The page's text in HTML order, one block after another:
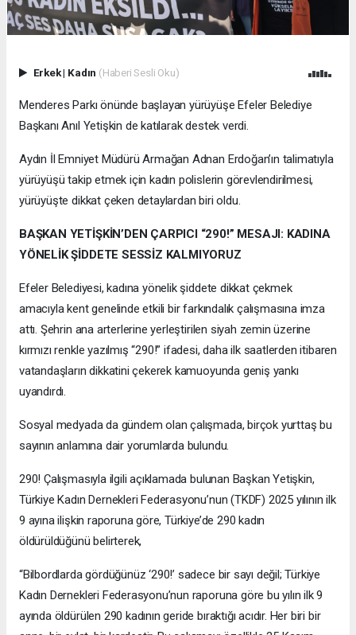
Erkek| Kadın (Haberi Sesli Oku)
Menderes Parkı önünde başlayan yürüyüşe Efeler Belediye
Başkanı Anıl Yetişkin de katılarak destek verdi.
Aydın İl Emniyet Müdürü Armağan Adnan Erdoğan’ın talimatıyla
yürüyüşü takip etmek için kadın polislerin görevlendirilmesi,
yürüyüşte dikkat çeken detaylardan biri oldu.
BAŞKAN YETİŞKİN’DEN ÇARPICI “290!” MESAJI: KADINA
YÖNELİK ŞİDDETE SESSİZ KALMIYORUZ
Efeler Belediyesi, kadına yönelik şiddete dikkat çekmek
amacıyla kent genelinde etkili bir farkındalık çalışmasına imza
attı. Şehrin ana arterlerine yerleştirilen siyah zemin üzerine
kırmızı renkle yazılmış “290!” ifadesi, daha ilk saatlerden itibaren
vatandaşların dikkatini çekerek kamuoyunda geniş yankı
uyandırdı.
Sosyal medyada da gündem olan çalışmada, birçok yurttaş bu
sayının anlamına dair yorumlarda bulundu.
290! Çalışmasıyla ilgili açıklamada bulunan Başkan Yetişkin,
Türkiye Kadın Dernekleri Federasyonu’nun (TKDF) 2025 yılının ilk
9 ayına ilişkin raporuna göre, Türkiye’de 290 kadın
öldürüldüğünü belirterek,
“Bilbordlarda gördüğünüz ‘290!’ sadece bir sayı değil; Türkiye
Kadın Dernekleri Federasyonu’nun raporuna göre bu yılın ilk 9
ayında öldürülen 290 kadının geride bıraktığı acıdır. Her biri bir